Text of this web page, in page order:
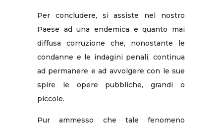
Per concludere, si assiste nel nostro
Paese ad una endemica e quanto mai
diffusa corruzione che, nonostante le
condanne e le indagini penali, continua
ad permanere e ad avvolgere con le sue
spire le opere pubbliche, grandi o
piccole.
Pur ammesso che tale fenomeno